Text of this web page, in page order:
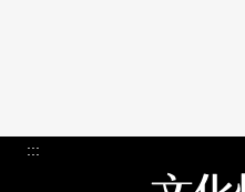
:::